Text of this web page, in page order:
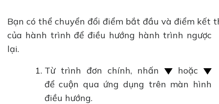
Bạn có thể chuyển đổi điểm bắt đầu và điểm kết
của hành trình để điều hướng hành trình ngược
lại.
Từ trình đơn chính, nhấn
hoặc
để cuộn qua ứng dụng trên màn hình
điều hướng.